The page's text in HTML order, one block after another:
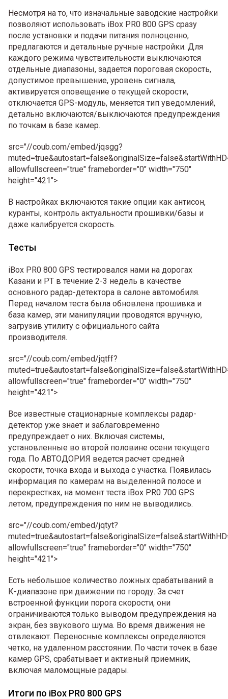
Несмотря на то, что изначальные заводские настройки
позволяют использовать iBox PR0 800 GPS сразу
после установки и подачи питания полноценно,
предлагаются и детальные ручные настройки. Для
каждого режима чувствительности выключаются
отдельные диапазоны, задается пороговая скорость,
допустимое превышение, уровень сигнала,
активируется оповещение о текущей скорости,
отключается GPS-модуль, меняется тип уведомлений,
детально включаются/выключаются предупреждения
по точкам в базе камер.
src="//coub.com/embed/jqsgg?
allowfullscreen="true" frameborder="0" width="750"
height="421">
В настройках включаются такие опции как антисон,
куранты, контроль актуальности прошивки/базы и
даже калибруется скорость.
Тесты
iBox PR0 800 GPS тестировался нами на дорогах
Казани и РТ в течение 2-3 недель в качестве
основного радар-детектора в салоне автомобиля.
Перед началом теста была обновлена прошивка и
база камер, эти манипуляции проводятся вручную,
загрузив утилиту с официального сайта
производителя.
src="//coub.com/embed/jqtff?
allowfullscreen="true" frameborder="0" width="750"
height="421">
Все известные стационарные комплексы радар-
детектор уже знает и заблаговременно
предупреждает о них. Включая системы,
установленные во второй половине осени текущего
года. По АВТОДОРИЯ ведется расчет средней
скорости, точка входа и выхода с участка. Появилась
информация по камерам на выделенной полосе и
перекрестках, на момент теста iBox PR0 700 GPS
летом, предупреждения по ним не выводились.
src="//coub.com/embed/jqtyt?
allowfullscreen="true" frameborder="0" width="750"
height="421">
Есть небольшое количество ложных срабатываний в
К-диапазоне при движении по городу. За счет
встроенной функции порога скорости, они
ограничиваются только выводом предупреждения на
экран, без звукового шума. Во время движения не
отвлекают. Переносные комплексы определяются
четко, на удаленном расстоянии. По части точек в базе
камер GPS, срабатывает и активный приемник,
включая маломощные радары.
Итоги по iBox PR0 800 GPS